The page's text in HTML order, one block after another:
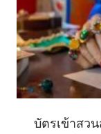
บัตรเข้าสว